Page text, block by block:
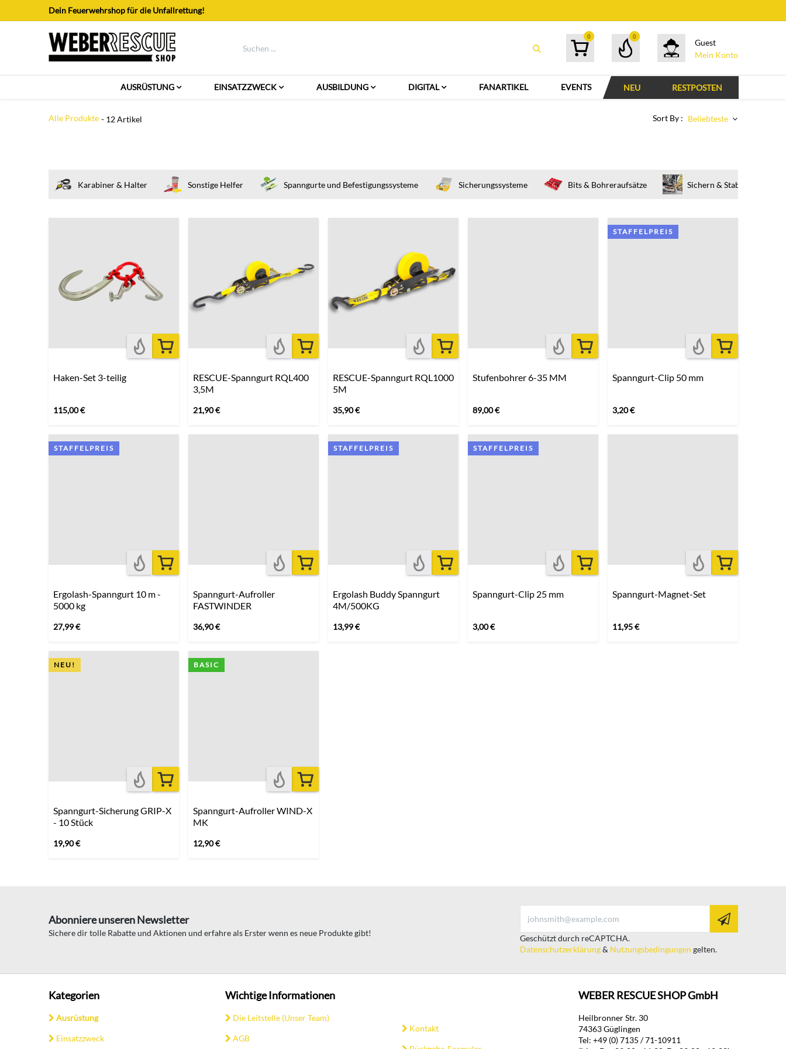
Zum Inhalt springenDein Feuerwehrshop für die Unfallrettung!
0 0
Guest
Mein Konto
AUSRÜSTUNG EINSATZZWECK AUSBILDUNG DIGITAL FANARTIKEL EVENTS NEU RESTPOSTEN
Alle Produkte - 12 Artikel Sort By : Beliebteste
Karabiner & Halter Sonstige Helfer Spanngurte und Befestigungssysteme Sicherungssysteme Bits & Bohreraufsätze Sichern & Stabilisieren
Haken-Set 3-teilig
115,00€
RESCUE-Spanngurt RQL400
3,5M
21,90€
RESCUE-Spanngurt RQL1000
5M
35,90€
Stufenbohrer 6-35 MM
89,00€
STAFFELPREIS
Spanngurt-Clip 50 mm
3,20€
STAFFELPREIS
Ergolash-Spanngurt 10 m -
5000 kg
27,99€
Spanngurt-Aufroller
FASTWINDER
36,90€
STAFFELPREIS
Ergolash Buddy Spanngurt
4M/500KG
13,99€
STAFFELPREIS
Spanngurt-Clip 25 mm
3,00€
Spanngurt-Magnet-Set
11,95€
NEU!
Spanngurt-Sicherung GRIP-X
- 10 Stück
19,90€
BASIC
Spanngurt-Aufroller WIND-X
MK
12,90€
Abonniere unseren Newsletter
Sichere dir tolle Rabatte und Aktionen und erfahre als Erster wenn es neue Produkte gibt!
Geschützt durch reCAPTCHA.
Datenschutzerklärung& Nutzungsbedingungen gelten.
Kategorien
Ausrüstung
Einsatzzweck
Wichtige Informationen
Die Leitstelle (Unser Team)
AGB
Kontakt
WEBER RESCUE SHOP GmbH
Heilbronner Str. 30
74363 Güglingen
Tel: +49 (0) 7135 / 71-10911